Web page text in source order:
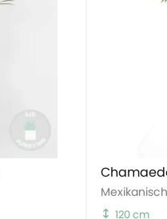
120 cm